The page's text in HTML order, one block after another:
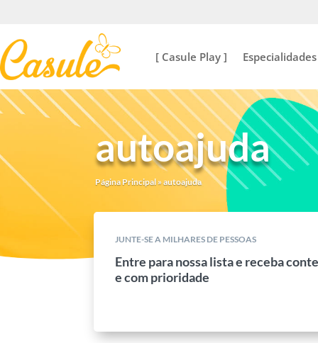
[ Casule Play ] Especialidades
autoajuda
Página Principal »autoajuda
JUNTE-SE A MILHARES DE PESSOAS
Entre para nossa lista e receba
e com prioridade